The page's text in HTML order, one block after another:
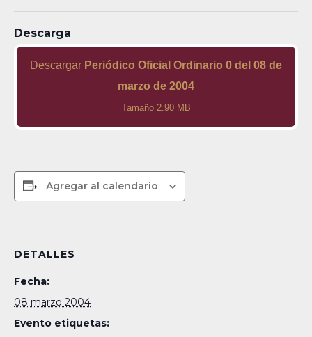
Descarga
Descargar Periódico Oficial Ordinario 0 del 08 de
marzo de 2004
Tamaño 2.90 MB
Agregar al calendario
DETALLES
Fecha:
08 marzo 2004
Evento etiquetas: